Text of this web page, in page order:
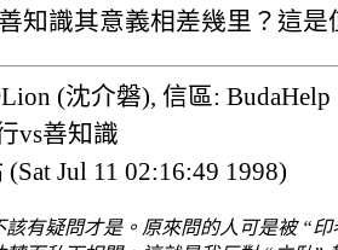
知識其意義相差幾里？這是
(沈介磐), 信區: BudaHelp
vs善知識
Jul 11 02:16:49 1998)
該有疑問才是。原來問的人可是被 “印